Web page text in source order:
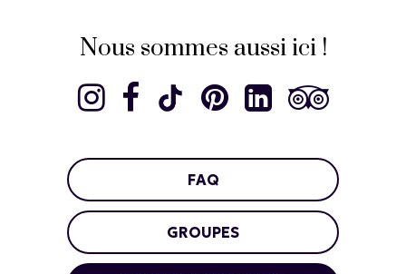
Nous sommes aussi ici !
FAQ
GROUPES